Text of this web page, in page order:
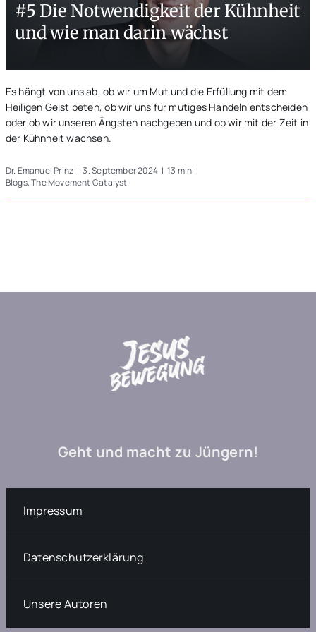
Unterwegs
#5 Die Notwendigkeit der Kühnheit
und wie man darin wächst
Es hängt von uns ab, ob wir um Mut und die Erfüllung mit dem
Heiligen Geist beten, ob wir uns für mutiges Handeln entscheiden
oder ob wir unseren Ängsten nachgeben und ob wir mit der Zeit in
der Kühnheit wachsen.
Dr. Emanuel Prinz | 3. September 2024 | 13 min |
Blogs,The Movement Catalyst
Geht und macht zu Jüngern!
Impressum
Datenschutzerklärung
Unsere Autoren